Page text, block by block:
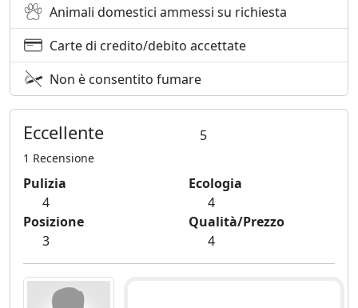
Animali domestici ammessi su richiesta
Carte di credito/debito accettate
Non è consentito fumare
Eccellente 5
1 Recensione
Pulizia
4
Ecologia
4
Posizione
3
Qualità/Prezzo
4